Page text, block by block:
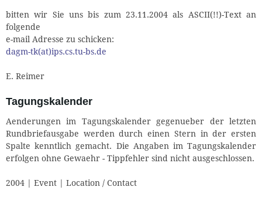
bitten wir Sie uns bis zum 23.11.2004 als ASCII(!!)-Text an
folgende
e-mail Adresse zu schicken:
dagm-tk(at)ips.cs.tu-bs.de
E. Reimer
Tagungskalender
Aenderungen im Tagungskalender gegenueber der letzten
Rundbriefausgabe werden durch einen Stern in der ersten
Spalte kenntlich gemacht. Die Angaben im Tagungskalender
erfolgen ohne Gewaehr - Tippfehler sind nicht ausgeschlossen.
2004 | Event | Location / Contact